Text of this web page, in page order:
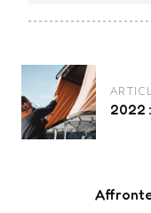
Navigation
articles
2022